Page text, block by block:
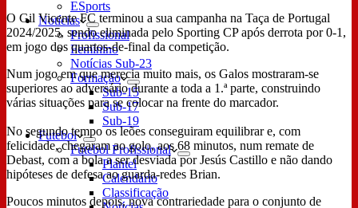
ESports
Notícias
Profissional
Feminino
Notícias Sub-23
Formação
Sub-15
Sub-17
Sub-19
Futebol
Futebol Profissional
Plantel
Calendário
Classificação
O Gil Vicente FC terminou a sua campanha na Taça de Portugal
2024/2025, sendo eliminada pelo Sporting CP após derrota por 0-1,
em jogo dos quartos-de-final da competição.
Num jogo em que merecia muito mais, os Galos mostraram-se
superiores ao adversário durante a toda a 1.ª parte, construindo
várias situações para se colocar na frente do marcador.
No segundo tempo os leões conseguiram equilibrar e, com
felicidade, chegaram ao golo, aos 68 minutos, num remate de
Debast, com a bola a ser desviada por Jesús Castillo e não dando
hipóteses de defesa ao guarda-redes Brian.
Poucos minutos depois, nova contrariedade para o conjunto de